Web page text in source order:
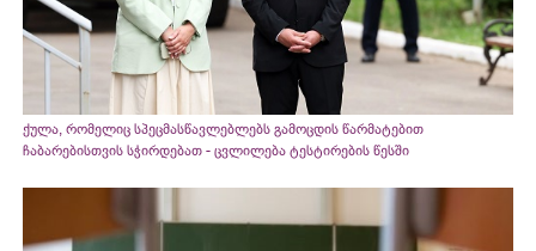
ქულა, რომელიც სპეცმასწავლებლებს გამოცდის წარმატებით
ჩაბარებისთვის სჭირდებათ - ცვლილება ტესტირების წესში